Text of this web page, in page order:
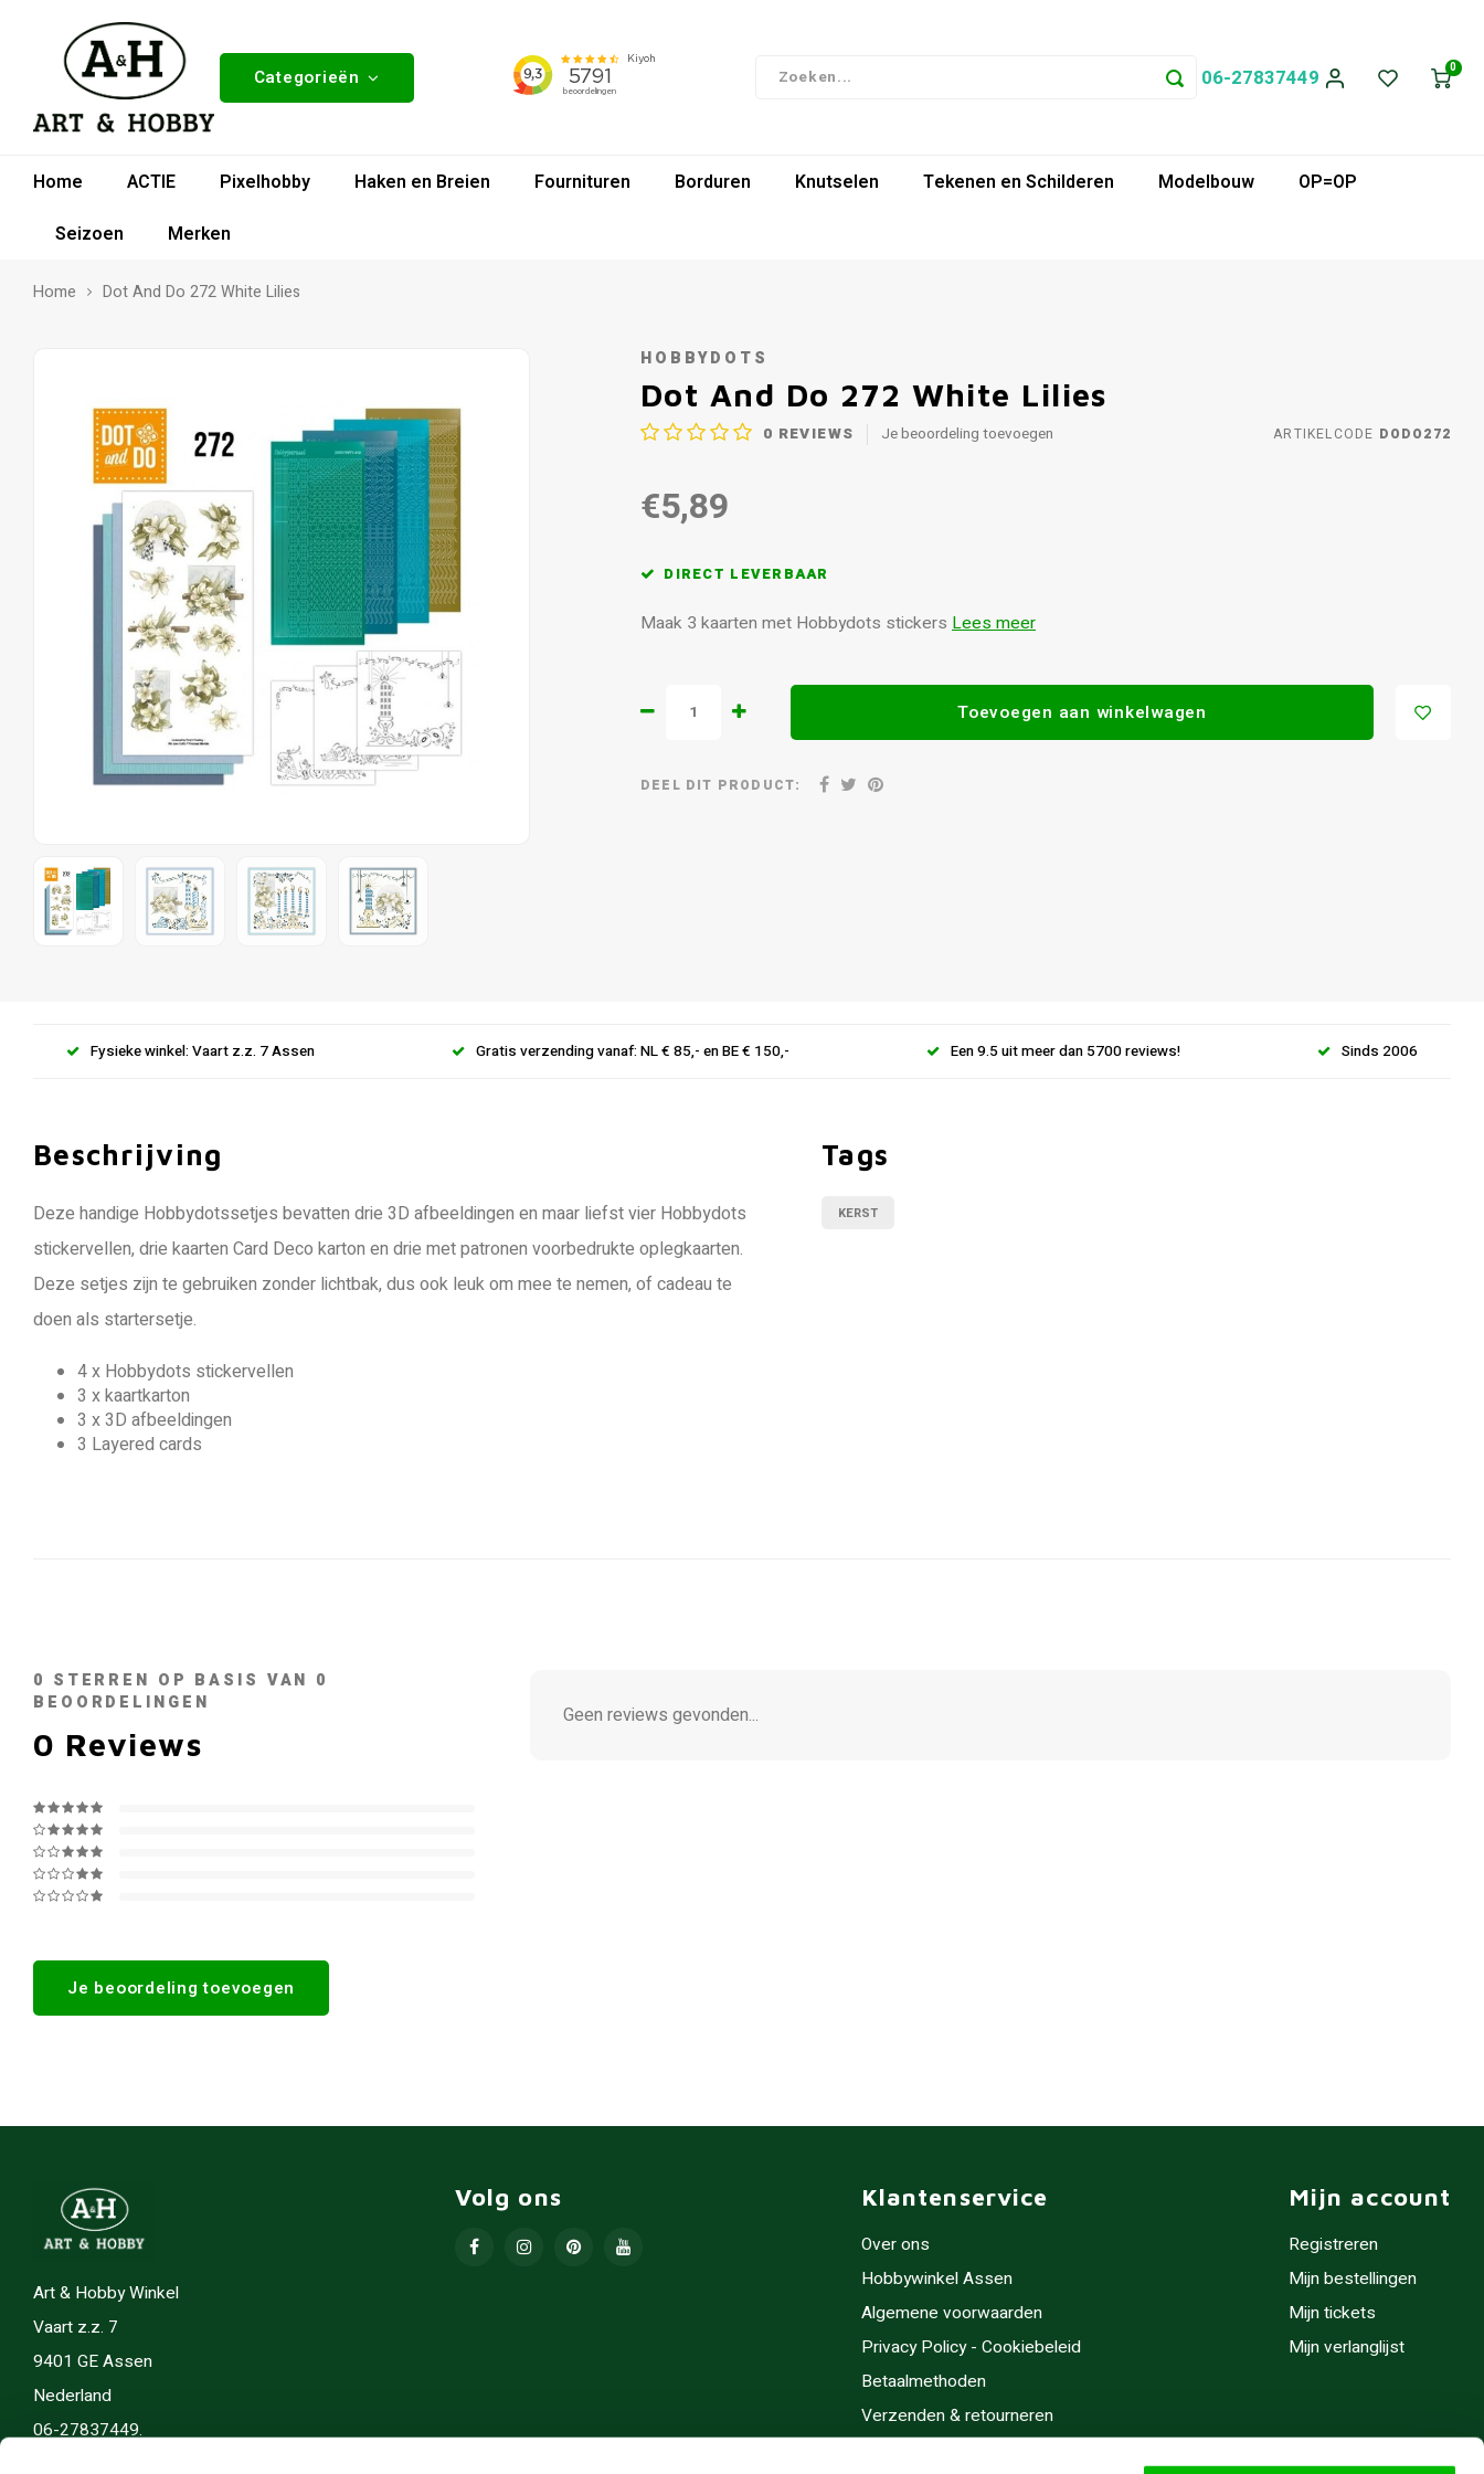
Categorieën 06-27837449 0
Home ACTIE Pixelhobby Haken en Breien Fournituren Borduren Knutselen Tekenen en Schilderen Modelbouw
OP=OP
Seizoen
Merken
Home Dot And Do 272 White Lilies
HOBBYDOTS
Dot And Do 272 White Lilies
0 REVIEWS Je beoordeling toevoegen ARTIKELCODE DODO272
€5,89
DIRECT LEVERBAAR
Maak 3 kaarten met Hobbydots stickers Lees meer
Toevoegen aan winkelwagen
DEEL DIT PRODUCT:
Fysieke winkel: Vaart z.z. 7 Assen Gratis verzending vanaf: NL € 85,- en BE € 150,- Een 9.5 uit meer dan 5700 reviews! Sinds 2006
Beschrijving
Deze handige Hobbydotssetjes bevatten drie 3D afbeeldingen en maar liefst vier Hobbydots
stickervellen, drie kaarten Card Deco karton en drie met patronen voorbedrukte oplegkaarten.
Deze setjes zijn te gebruiken zonder lichtbak, dus ook leuk om mee te nemen, of cadeau te
doen als startersetje.
4 x Hobbydots stickervellen
3 x kaartkarton
3 x 3D afbeeldingen
3 Layered cards
Tags
KERST
0 STERREN OP BASIS VAN 0
BEOORDELINGEN
0 Reviews
Je beoordeling toevoegen
Geen reviews gevonden...
Art & Hobby Winkel
Vaart z.z. 7
9401 GE Assen
Nederland
06-27837449.
Volg ons Klantenservice
Over ons
Hobbywinkel Assen
Algemene voorwaarden
Privacy Policy - Cookiebeleid
Betaalmethoden
Verzenden & retourneren
Mijn account
Registreren
Mijn bestellingen
Mijn tickets
Mijn verlanglijst